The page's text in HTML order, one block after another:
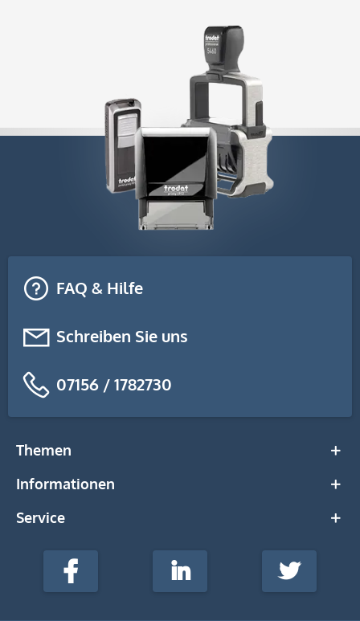
FAQ & Hilfe
Schreiben Sie uns
07156 / 1782730
Themen
Informationen
Service
stempel-
Media
Facebook LinkedIn Twitter